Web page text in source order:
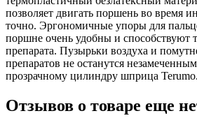
позволяет двигать поршень во время
точно. Эргономичные упоры для
поршне очень удобны и способствуют
препарата. Пузырьки воздуха и
препаратов не останутся
прозрачному цилиндру шприца Terumo.
Отзывов о товаре еще